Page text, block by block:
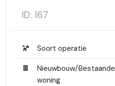
ID: 167
Soort operatie
Nieuwbouw/Bestaande
woning